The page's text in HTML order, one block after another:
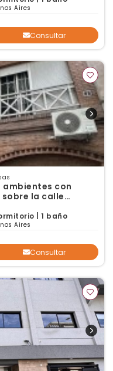
Aires
Consultar
con
la calle
| 1 baño
Aires
Consultar